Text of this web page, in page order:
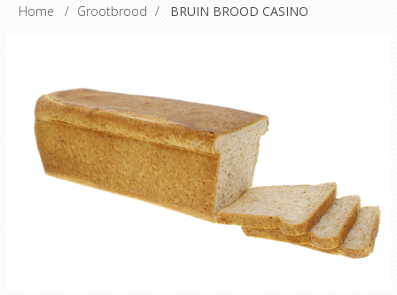
Home / Grootbrood / BRUIN BROOD CASINO